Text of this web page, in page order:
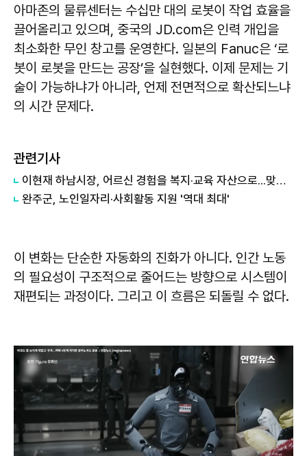
아마존의 물류센터는 수십만 대의 로봇이 작업 효율을
끌어올리고 있으며, 중국의 JD.com은 인력 개입을
최소화한 무인 창고를 운영한다. 일본의 Fanuc은 ‘로
봇이 로봇을 만드는 공장’을 실현했다. 이제 문제는 기
술이 가능하냐가 아니라, 언제 전면적으로 확산되느냐
의 시간 문제다.
관련기사
이현재 하남시장, 어르신 경험을 복지·교육 자산으로...맞춤형 일자리 고도화
완주군, 노인일자리·사회활동 지원 '역대 최대'
이 변화는 단순한 자동화의 진화가 아니다. 인간 노동
의 필요성이 구조적으로 줄어드는 방향으로 시스템이
재편되는 과정이다. 그리고 이 흐름은 되돌릴 수 없다.